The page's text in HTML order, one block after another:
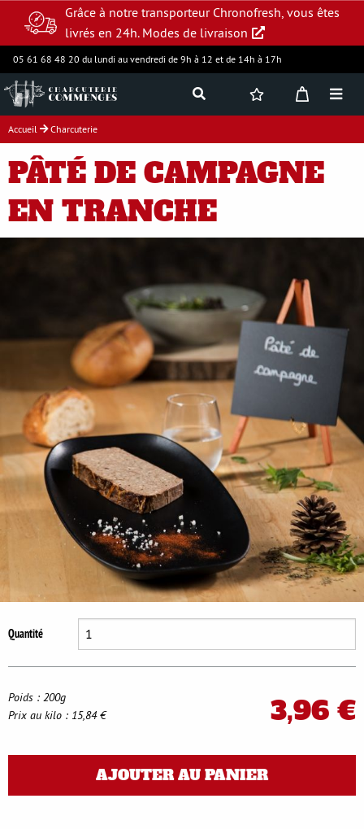
Grâce à notre transporteur Chronofresh, vous êtes
livrés en 24h. Modes de livraison
05 61 68 48 20 du lundi au vendredi de 9h à 12 et de 14h à 17h
Se déconnecter
Jambon supérieur
Charcuterie
Accueil Charcuterie
PÂTÉ DE CAMPAGNE
EN TRANCHE
Quantité
3,96 €
Poids : 200g
Prix au kilo : 15,84 €
AJOUTER AU PANIER